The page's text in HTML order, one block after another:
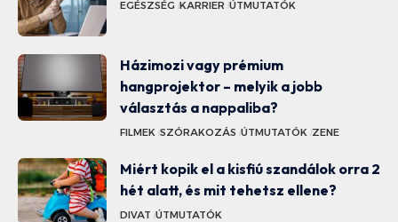
EGÉSZSÉG KARRIER ÚTMUTATÓK
Házimozi vagy prémium
hangprojektor – melyik a jobb
választás a nappaliba?
FILMEK SZÓRAKOZÁS ÚTMUTATÓK ZENE
Miért kopik el a kisfiú szandálok orra 2
hét alatt, és mit tehetsz ellene?
DIVAT ÚTMUTATÓK